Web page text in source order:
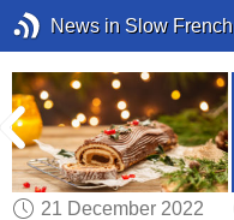
News in Slow French
21 December 2022